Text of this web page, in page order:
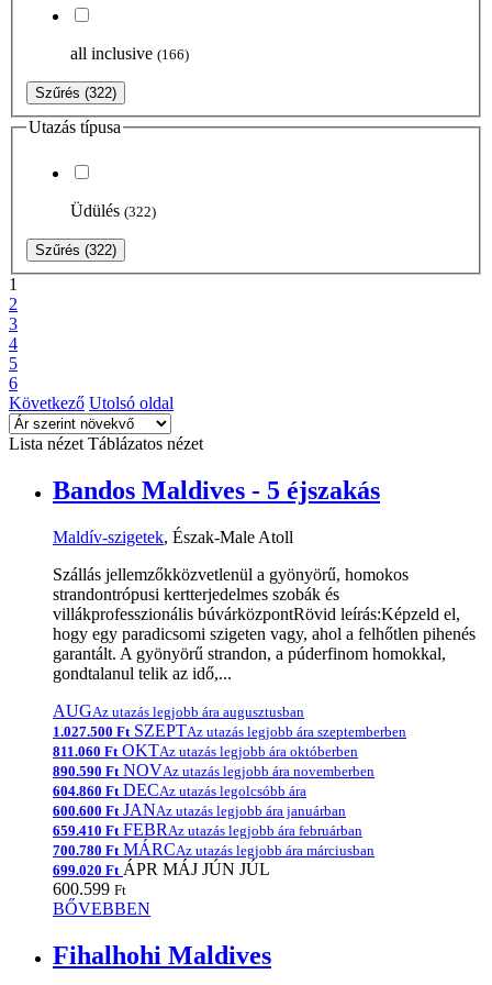
all inclusive (166)
Szűrés (322)
Utazás típusa
Üdülés (322)
Szűrés (322)
1
2
3
4
5
6
Következő Utolsó oldal
Lista nézet Táblázatos nézet
Bandos Maldives - 5 éjszakás
Maldív-szigetek, Észak-Male Atoll
Szállás jellemzőkközvetlenül a gyönyörű, homokos
strandontrópusi kertterjedelmes szobák és
villákprofesszionális búvárközpontRövid leírás:Képzeld el,
hogy egy paradicsomi szigeten vagy, ahol a felhőtlen pihenés
garantált. A gyönyörű strandon, a púderfinom homokkal,
gondtalanul telik az idő,...
AUGAz utazás legjobb ára augusztusban
1.027.500 Ft SZEPTAz utazás legjobb ára szeptemberben
811.060 Ft OKTAz utazás legjobb ára októberben
890.590 Ft NOVAz utazás legjobb ára novemberben
604.860 Ft DECAz utazás legolcsóbb ára
600.600 Ft JANAz utazás legjobb ára januárban
659.410 Ft FEBR Az utazás legjobb ára februárban
700.780 Ft MÁRCAz utazás legjobb ára márciusban
699.020 Ft ÁPR MÁJ JÚN JÚL
600.599 Ft
BŐVEBBEN
Fihalhohi Maldives